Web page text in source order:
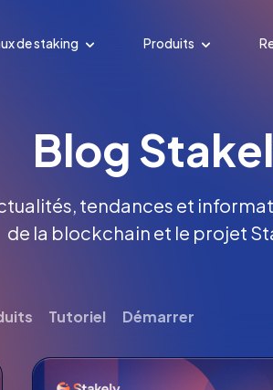
de staking Produits
Blog
tendances et
de la blockchain et le projet
Tutoriel Démarrer